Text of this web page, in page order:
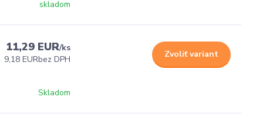
skladom
11,29 EUR/ks
9,18 EURbez DPH
Skladom
Zvoliť variant